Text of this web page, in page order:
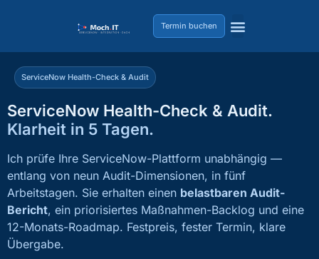
Termin buchen
ServiceNow Health-Check & Audit
ServiceNow Health-Check & Audit.
Klarheit in 5 Tagen.
Ich prüfe Ihre ServiceNow-Plattform unabhängig —
entlang von neun Audit-Dimensionen, in fünf
Arbeitstagen. Sie erhalten einen belastbaren Audit-
Bericht, ein priorisiertes Maßnahmen-Backlog und eine
12-Monats-Roadmap. Festpreis, fester Termin, klare
Übergabe.